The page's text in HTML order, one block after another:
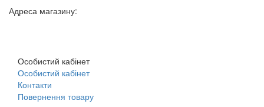
Адреса магазину:
Особистий кабінет
Особистий кабінет
Контакти
Повернення товару